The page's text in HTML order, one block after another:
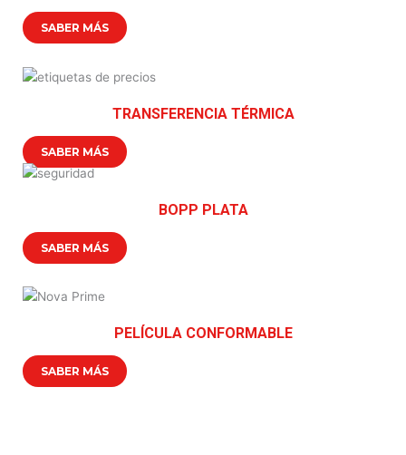
SABER MÁS
TRANSFERENCIA TÉRMICA
SABER MÁS
BOPP PLATA
SABER MÁS
PELÍCULA CONFORMABLE
SABER MÁS